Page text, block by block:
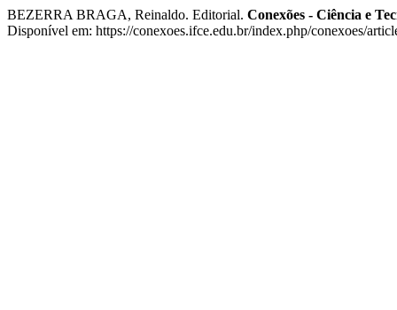
BEZERRA BRAGA, Reinaldo. Editorial. Conexões - Ciência e
Disponível em: https://conexoes.ifce.edu.br/index.php/conexoes/